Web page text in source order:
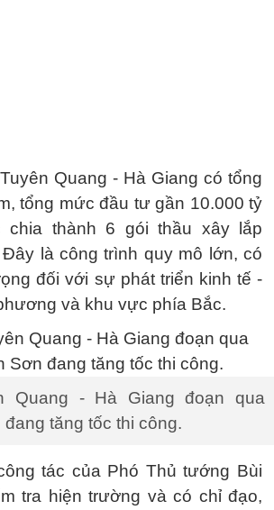
Quang - Hà Giang có tổng
tổng mức đầu tư gần 10.000 tỷ
chia thành 6 gói thầu xây lắp
là công trình quy mô lớn, có
đối với sự phát triển kinh tế -
và khu vực phía Bắc.
Quang - Hà Giang đoạn qua
tăng tốc thi công.
tác của Phó Thủ tướng Bùi
tra hiện trường và có chỉ đạo,